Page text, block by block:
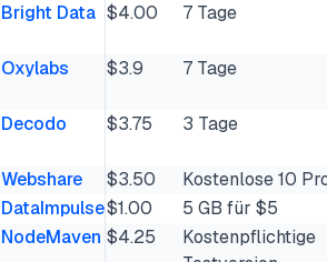
Bright Data $4.00 7 Tage
Oxylabs
$3.9 7 Tage
Decodo
$3.75 3 Tage
Webshare
$3.50 Kostenlose 10
DataImpulse$1.00 5 GB für $5
NodeMaven $4.25
Kostenpflichtige